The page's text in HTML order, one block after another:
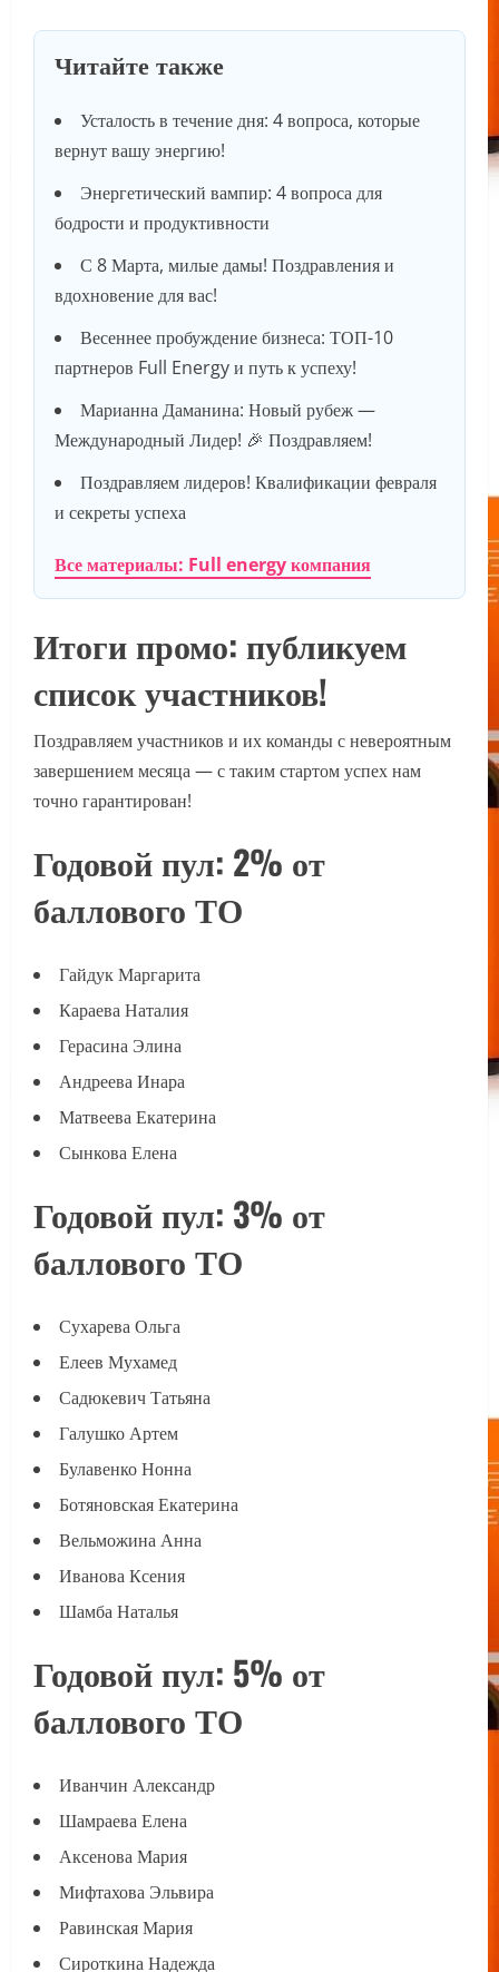
Читайте также
Усталость в течение дня: 4 вопроса, которые
вернут вашу энергию!
Энергетический вампир: 4 вопроса для
бодрости и продуктивности
С 8 Марта, милые дамы! Поздравления и
вдохновение для вас!
Весеннее пробуждение бизнеса: ТОП-10
партнеров Full Energy и путь к успеху!
Марианна Даманина: Новый рубеж —
Международный Лидер! 🎉 Поздравляем!
Поздравляем лидеров! Квалификации февраля
и секреты успеха
Все материалы: Full energy компания
Итоги промо: публикуем
список участников!
Поздравляем участников и их команды с невероятным
завершением месяца — с таким стартом успех нам
точно гарантирован!
Годовой пул: 2% от
баллового ТО
Гайдук Маргарита
Караева Наталия
Герасина Элина
Андреева Инара
Матвеева Екатерина
Сынкова Елена
Годовой пул: 3% от
баллового ТО
Сухарева Ольга
Елеев Мухамед
Садюкевич Татьяна
Галушко Артем
Булавенко Нонна
Ботяновская Екатерина
Вельможина Анна
Иванова Ксения
Шамба Наталья
Годовой пул: 5% от
баллового ТО
Иванчин Александр
Шамраева Елена
Аксенова Мария
Мифтахова Эльвира
Равинская Мария
Сироткина Надежда